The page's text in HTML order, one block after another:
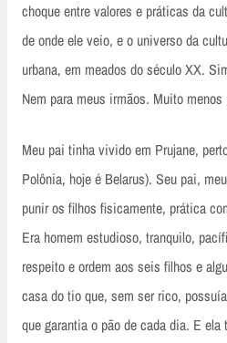
choque entre valores e práticas da
de onde ele veio, e o universo da
urbana, em meados do século XX.
Nem para meus irmãos. Muito menos
Meu pai tinha vivido em Prujane,
Polônia, hoje é Belarus). Seu pai,
punir os filhos fisicamente, prática
Era homem estudioso, tranquilo,
respeito e ordem aos seis filhos e
casa do tio que, sem ser rico,
que garantia o pão de cada dia. E